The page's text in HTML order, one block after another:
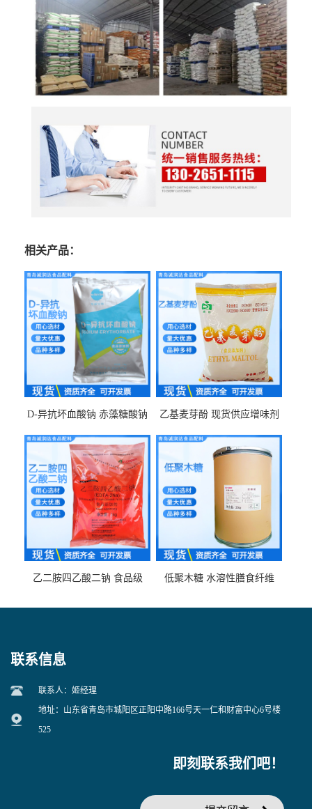
相关产品：
D-异抗坏血酸钠 赤藻糖酸钠
乙基麦芽酚 现货供应增味剂
乙二胺四乙酸二钠 食品级
低聚木糖 水溶性膳食纤维
联系信息
联系人：姬经理
地址：山东省青岛市城阳区正阳中路166号天一仁和财富中心6号楼
525
即刻联系我们吧！